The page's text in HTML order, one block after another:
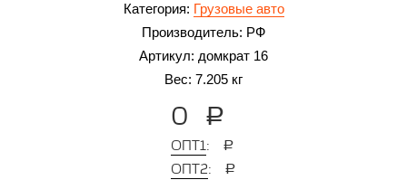
Категория: Грузовые авто
Производитель: РФ
Артикул: домкрат 16
Вес: 7.205 кг
0 a
Опт1: a
Опт2: a